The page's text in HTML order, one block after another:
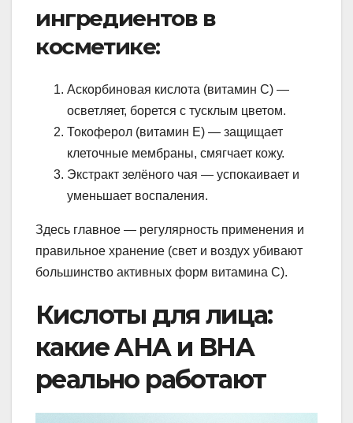
ингредиентов в
косметике:
Аскорбиновая кислота (витамин С) —
осветляет, борется с тусклым цветом.
Токоферол (витамин Е) — защищает
клеточные мембраны, смягчает кожу.
Экстракт зелёного чая — успокаивает и
уменьшает воспаления.
Здесь главное — регулярность применения и
правильное хранение (свет и воздух убивают
большинство активных форм витамина С).
Кислоты для лица:
какие AHA и BHA
реально работают